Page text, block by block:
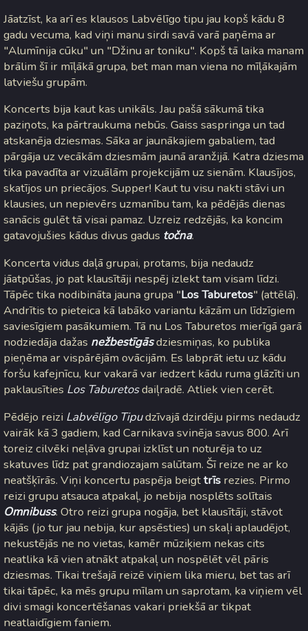
Jāatzīst, ka arī es klausos Labvēlīgo tipu jau kopš kādu 8
gadu vecuma, kad viņi manu sirdi savā varā paņēma ar
"Alumīnija cūku" un "Džinu ar toniku". Kopš tā laika manam
brālim šī ir mīļākā grupa, bet man man viena no mīļākajām
latviešu grupām.
Koncerts bija kaut kas unikāls. Jau pašā sākumā tika
paziņots, ka pārtraukuma nebūs. Gaiss saspringa un tad
atskanēja dziesmas. Sāka ar jaunākajiem gabaliem, tad
pārgāja uz vecākām dziesmām jaunā aranžijā. Katra dziesma
tika pavadīta ar vizuālām projekcijām uz sienām. Klausījos,
skatījos un priecājos. Supper! Kaut tu visu nakti stāvi un
klausies, un nepievērs uzmanību tam, ka pēdējās dienas
sanācis gulēt tā visai pamaz. Uzreiz redzējās, ka koncim
gatavojušies kādus divus gadus točna.
Koncerta vidus daļā grupai, protams, bija nedaudz
jāatpūšas, jo pat klausītāji nespēj izlekt tam visam līdzi.
Tāpēc tika nodibināta jauna grupa "Los Taburetos" (attēlā).
Andrītis to pieteica kā labāko variantu kāzām un līdzīgiem
saviesīgiem pasākumiem. Tā nu Los Taburetos mierīgā garā
nodziedāja dažas nežbestīgāsdziesmiņas, ko publika
pieņēma ar vispārējām ovācijām. Es labprāt ietu uz kādu
foršu kafejnīcu, kur vakarā var iedzert kādu ruma glāzīti un
paklausīties Los Taburetosdaiļradē. Atliek vien cerēt.
Pēdējo reizi Labvēlīgo Tipudzīvajā dzirdēju pirms nedaudz
vairāk kā 3 gadiem, kad Carnikava svinēja savus 800. Arī
toreiz cilvēki neļāva grupai izklīst un noturēja to uz
skatuves līdz pat grandiozajam salūtam. Šī reize ne ar ko
neatšķīrās. Viņi koncertu paspēja beigttrīs rezies. Pirmo
reizi grupu atsauca atpakaļ, jo nebija nosplēts solītais
Omnibuss. Otro reizi grupa nogāja, bet klausītāji, stāvot
kājās (jo tur jau nebija, kur apsēsties) un skaļi aplaudējot,
nekustējās ne no vietas, kamēr mūziķiem nekas cits
neatlika kā vien atnākt atpakaļ un nospēlēt vēl pāris
dziesmas. Tikai trešajā reizē viņiem lika mieru, bet tas arī
tikai tāpēc, ka mēs grupu mīlam un saprotam, ka viņiem vēl
divi smagi koncertēšanas vakari priekšā ar tikpat
neatlaidīgiem faniem.